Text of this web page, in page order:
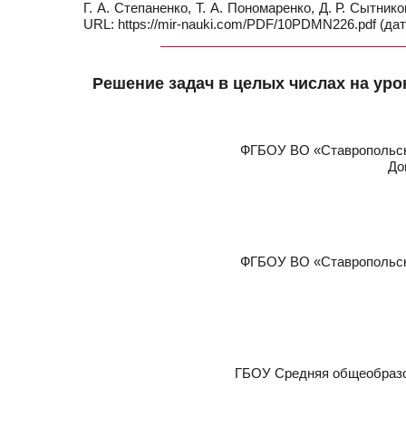
Г. А. Степаненко, Т. А. Пономаренко, Д. Р.
URL: https://mir-nauki.com/PDF/10PDMN226.pdf
Решение задач в целых числах на
ФГБОУ ВО
ФГБОУ ВО
ГБОУ Средняя